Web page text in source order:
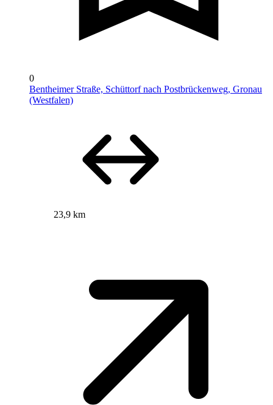
0
Bentheimer Straße, Schüttorf nach Postbrückenweg, Gronau
(Westfalen)
23,9 km